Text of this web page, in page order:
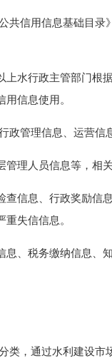
信用信息基础目录
行政主管部门根
信息使用。
管理信息、运营信
人员信息等，相关
息、行政奖励信
失信信息。
税务缴纳信息、知
，通过水利建设市